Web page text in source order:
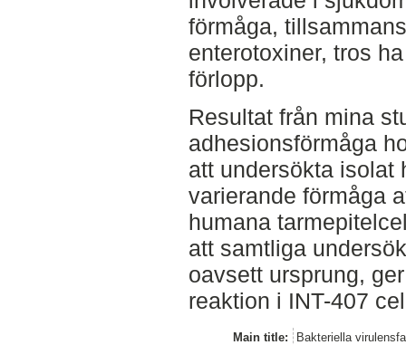
förmåga,
enterotoxiner, tros
förlopp.
Resultat från mina
adhesionsförmåga
att undersökta isolat
varierande förmåga
humana
att samtliga
oavsett ursprung,
reaktion i INT-407
Main title:
Bakteriella